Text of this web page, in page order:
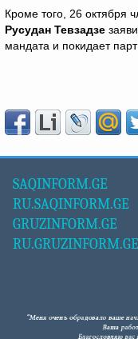
Кроме того, 26 октября
Русудан Тевзадзе
мандата и покидает
SAQINFORM.GE
RU.SAQINFORM.GE
GRUZINFORM.GE
RU.GRUZINFORM.GE